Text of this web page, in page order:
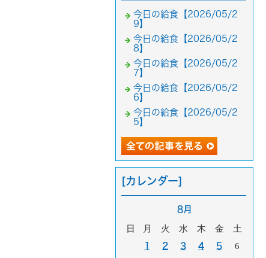
今日の給食【2026/05/2
9】
今日の給食【2026/05/2
8】
今日の給食【2026/05/2
7】
今日の給食【2026/05/2
6】
今日の給食【2026/05/2
5】
[カレンダー]
8月
日 月 火 水 木 金 土
1 2 3 4 5
6